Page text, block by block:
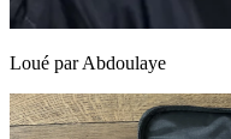
Loué parAbdoulaye